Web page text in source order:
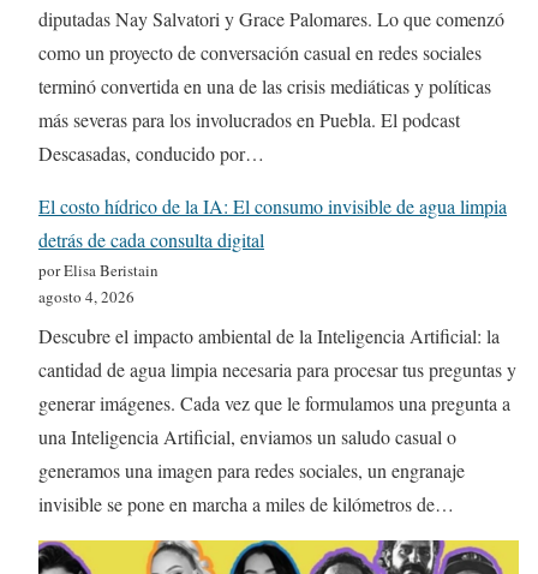
diputadas Nay Salvatori y Grace Palomares. Lo que comenzó
como un proyecto de conversación casual en redes sociales
terminó convertida en una de las crisis mediáticas y políticas
más severas para los involucrados en Puebla. El podcast
Descasadas, conducido por…
El costo hídrico de la IA: El consumo invisible de agua limpia
detrás de cada consulta digital
por Elisa Beristain
agosto 4, 2026
Descubre el impacto ambiental de la Inteligencia Artificial: la
cantidad de agua limpia necesaria para procesar tus preguntas y
generar imágenes. Cada vez que le formulamos una pregunta a
una Inteligencia Artificial, enviamos un saludo casual o
generamos una imagen para redes sociales, un engranaje
invisible se pone en marcha a miles de kilómetros de…